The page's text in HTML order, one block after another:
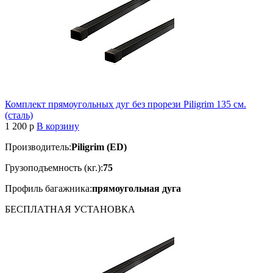
Комплект прямоугольных дуг без прорези Piligrim 135 см.
(сталь)
1 200 p В корзину
Производитель:Piligrim (ED)
Грузоподъемность (кг.):75
Профиль багажника:прямоугольная дуга
БЕСПЛАТНАЯ УСТАНОВКА